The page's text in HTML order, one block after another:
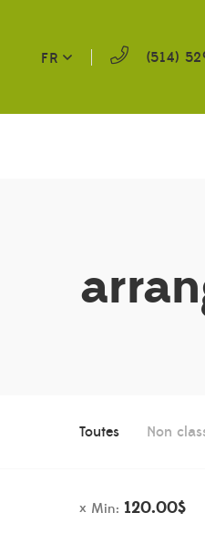
FR (514)
Toutes Non
Min: 120.00$